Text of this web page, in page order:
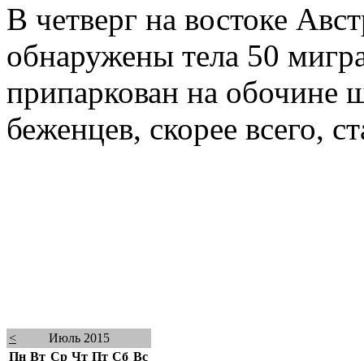
В четверг на востоке
обнаружены тела 50
припаркован на обочине
беженцев, скорее всего,
<
Июль 2015
Пн Вт Ср Чт Пт Сб Вс